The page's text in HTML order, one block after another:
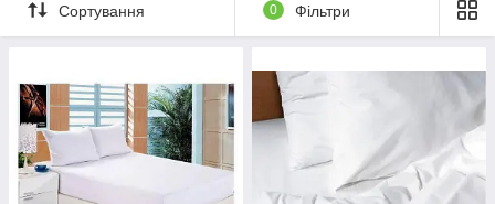
Сортування 0 Фільтри